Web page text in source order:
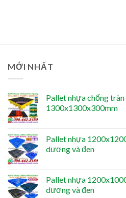
MỚI NHẤT
Pallet nhựa chống
1300x1300x300mm
Pallet nhựa
dương và đen
Pallet nhựa
dương và đen